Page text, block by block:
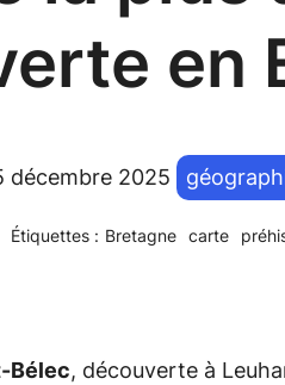
en
décembre 2025
Étiquettes : Bretagne carte
Bélec, découverte à